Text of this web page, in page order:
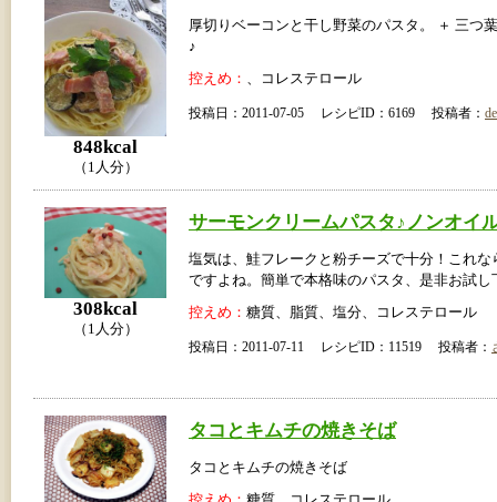
848kcal
（1人分）
厚切りベーコンと干し野菜のパスタ。 ＋ 三つ
♪
控えめ： 、コレステロール
投稿日：2011-07-05 レシピID：6169 投稿者：
308kcal
（1人分）
サーモンクリームパスタ♪ノンオイ
塩気は、鮭フレークと粉チーズで十分！これな
ですよね。簡単で本格味のパスタ、是非お試し
控えめ： 糖質、脂質、塩分、コレステロール
投稿日：2011-07-11 レシピID：11519 投稿者：
タコとキムチの焼きそば
タコとキムチの焼きそば